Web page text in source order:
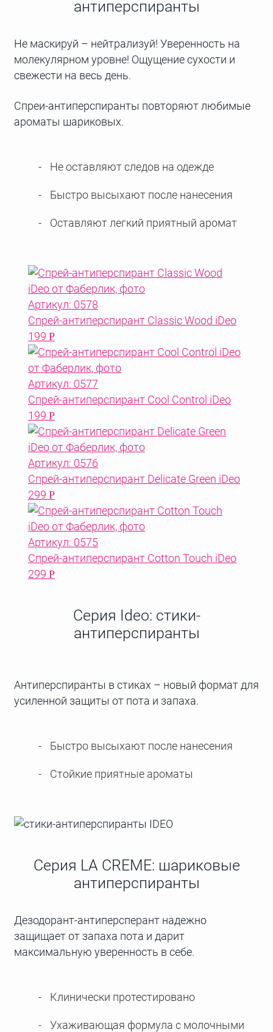
антиперспиранты
Не маскируй – нейтрализуй! Уверенность на
молекулярном уровне! Ощущение сухости и
свежести на весь день.
Спреи-антиперспиранты повторяют любимые
ароматы шариковых.
Не оставляют следов на одежде
Быстро высыхают после нанесения
Оставляют легкий приятный аромат
Артикул: 0578
Спрей-антиперспирант Classic Wood iDeo
199 Р
Артикул: 0577
Спрей-антиперспирант Cool Control iDeo
199 Р
Артикул: 0576
Спрей-антиперспирант Delicate Green iDeo
299 Р
Артикул: 0575
Спрей-антиперспирант Cotton Touch iDeo
299 Р
Серия Ideo: стики-
антиперспиранты
Антиперспиранты в стиках – новый формат для
усиленной защиты от пота и запаха.
Быстро высыхают после нанесения
Стойкие приятные ароматы
Серия LA CREME: шариковые
антиперспиранты
Дезодорант-антиперсперант надежно
защищает от запаха пота и дарит
максимальную уверенность в себе.
Клинически протестировано
Ухаживающая формула с молочными